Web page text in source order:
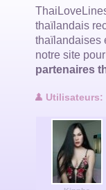
Guide
Contactez-nous
Hommes en ligne
Femmes en ligne
thaïlandais
thaïlandaises
notre site
partenaires
Utilisateurs: